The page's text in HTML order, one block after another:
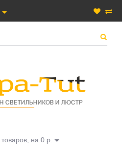
товаров, на 0 р.